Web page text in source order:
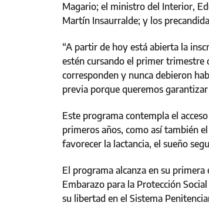
Magario; el ministro del Interior,
Martín Insaurralde; y los
“A partir de hoy está abierta la
estén cursando el primer trimestre
corresponden y nunca debieron
previa porque queremos
Este programa contempla el
primeros años, como así también
favorecer la lactancia, el sueño
El programa alcanza en su
Embarazo para la Protección
su libertad en el Sistema